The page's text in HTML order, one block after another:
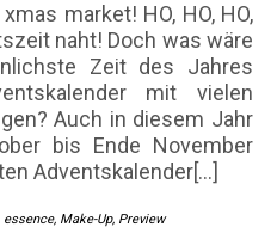
market! HO, HO, HO,
naht! Doch was wäre
Zeit des Jahres
mit vielen
Auch in diesem Jahr
bis Ende November
Adventskalender[…]
essence, Make-Up, Preview